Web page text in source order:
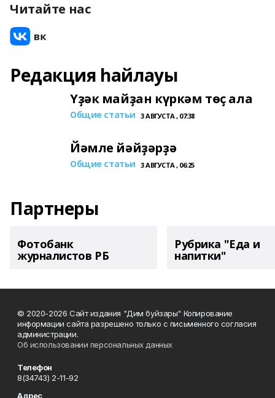
Читайте нас
Редакция һайлауы
Үҙәк майҙан күркәм төҫ ала
Общие статьи 3 АВГУСТА , 07:38
Йәмле йәйҙәрҙә
Общие статьи 3 АВГУСТА , 06:25
Партнеры
Фотобанк
журналистов РБ
Рубрика "Еда и
напитки"
© 2020-2026 Сайт издания "Дим буйзары" Копирование
информации сайта разрешено только с письменного согласия
администрации.
Об использовании персональных данных
Телефон
8(34743) 2-11-92
Адрес